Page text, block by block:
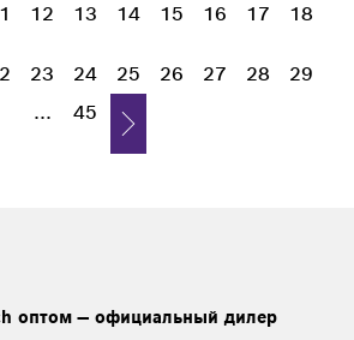
12 13 14 15 16 17 18
23 24 25 26 27 28
29
...
45
оптом — официальный дилер